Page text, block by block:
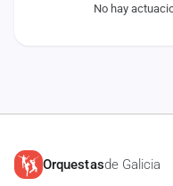
No hay
Orquestasde Galicia